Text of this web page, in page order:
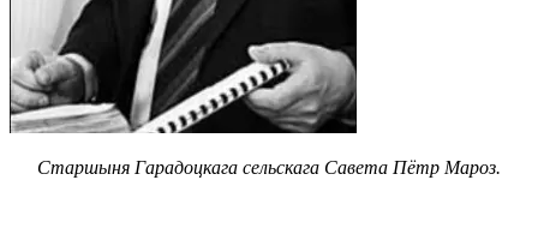
Старшыня Гарадоцкага сельскага Савета Пётр Мароз.